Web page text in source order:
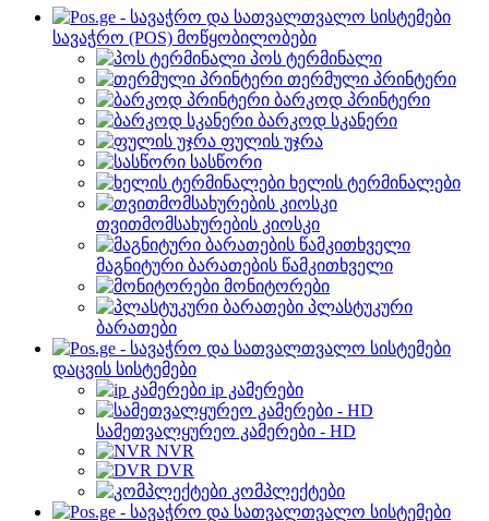
სავაჭრო (POS) მოწყობილობები
პოს ტერმინალი
თერმული პრინტერი
ბარკოდ პრინტერი
ბარკოდ სკანერი
ფულის უჯრა
სასწორი
ხელის ტერმინალები
თვითმომსახურების კიოსკი
მაგნიტური ბარათების წამკითხველი
მონიტორები
პლასტუკური
ბარათები
დაცვის სისტემები
ip კამერები
სამეთვალყურეო კამერები - HD
NVR
DVR
კომპლექტები